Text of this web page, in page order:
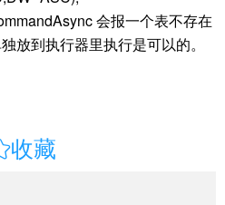
会报一个表不存在
放到执行器里执行是可以的。
收藏